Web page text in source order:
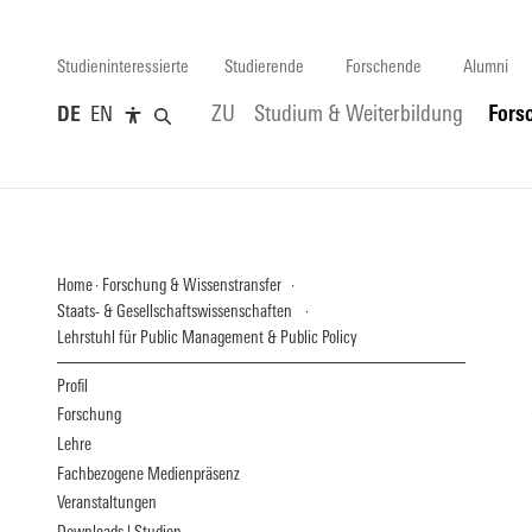
Studieninteressierte Studierende Forschende Alumni
DE EN ZU Studium & Weiterbildung
Home Forschung & Wissenstransfer
Staats- & Gesellschaftswissenschaften
Lehrstuhl für Public Management & Public Policy
Profil
Forschung
Lehre
Fachbezogene Medienpräsenz
Veranstaltungen